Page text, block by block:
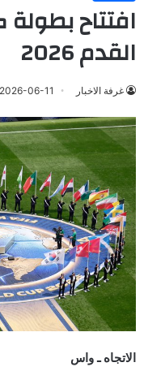
افتتاح
القدم 2026
غرفة الاخبار 2026-06-11
الاتجاه ـ واس